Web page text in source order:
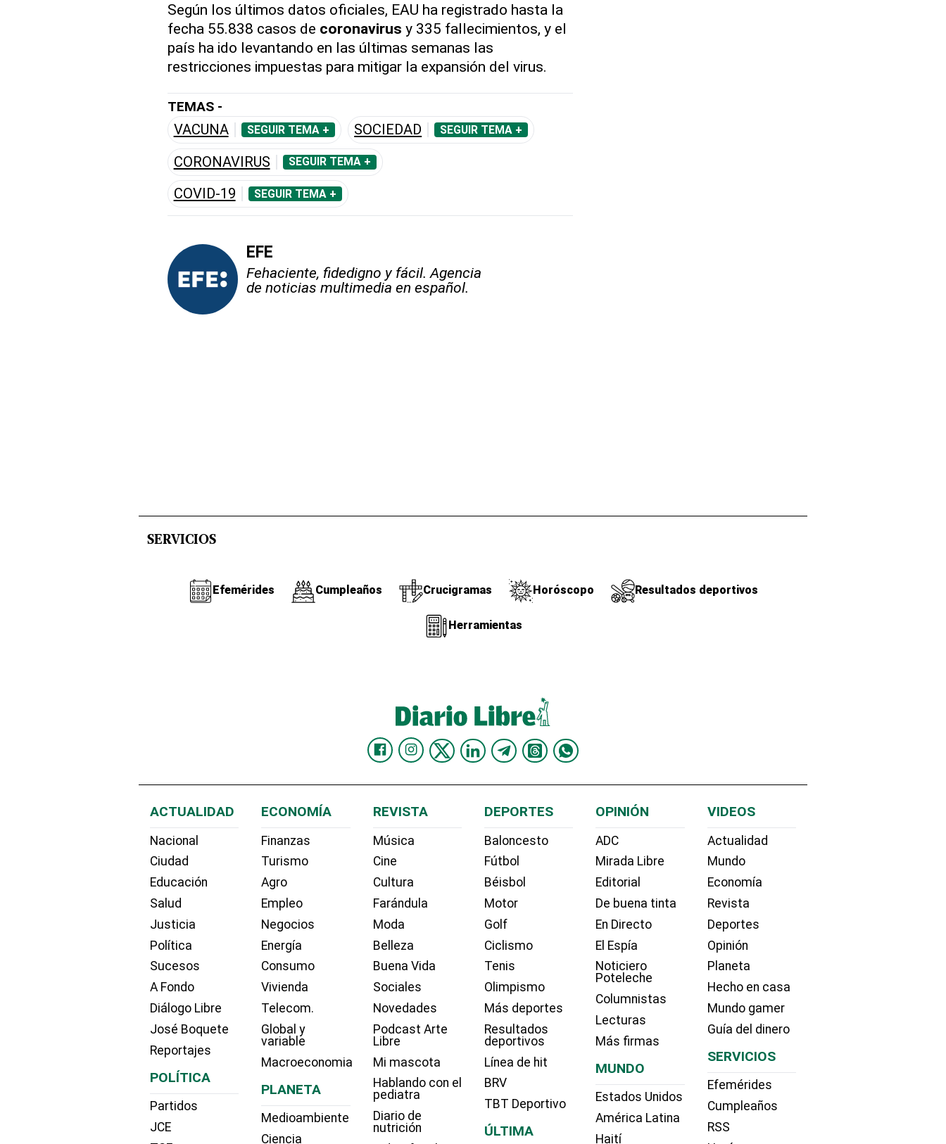
Según los últimos datos oficiales, EAU ha registrado hasta la
fecha 55.838 casos de coronavirus y 335 fallecimientos, y el
país ha ido levantando en las últimas semanas las
restricciones impuestas para mitigar la expansión del virus.
TEMAS -
VACUNA SEGUIR TEMA + SOCIEDAD SEGUIR TEMA +
CORONAVIRUS SEGUIR TEMA +
COVID-19 SEGUIR TEMA +
EFE
Fehaciente, fidedigno y fácil. Agencia
de noticias multimedia en español.
SERVICIOS
Efemérides Cumpleaños Crucigramas Horóscopo Resultados deportivos
Herramientas
ACTUALIDAD
Nacional
Ciudad
Educación
Salud
Justicia
Política
Sucesos
A Fondo
Diálogo Libre
José Boquete
Reportajes
POLÍTICA
Partidos
JCE
ECONOMÍA
Finanzas
Turismo
Agro
Empleo
Negocios
Energía
Consumo
Vivienda
Telecom.
Global y
variable
Macroeconomia
PLANETA
Medioambiente
Ciencia
REVISTA
Música
Cine
Cultura
Farándula
Moda
Belleza
Buena Vida
Sociales
Novedades
Podcast Arte
Libre
Mi mascota
Hablando con el
pediatra
Diario de
nutrición
DEPORTES
Baloncesto
Fútbol
Béisbol
Motor
Golf
Ciclismo
Tenis
Olimpismo
Más deportes
Resultados
deportivos
Línea de hit
BRV
TBT Deportivo
ÚLTIMA
OPINIÓN
ADC
Mirada Libre
Editorial
De buena tinta
En Directo
El Espía
Noticiero
Poteleche
Columnistas
Lecturas
Más firmas
MUNDO
Estados Unidos
América Latina
Haití
VIDEOS
Actualidad
Mundo
Economía
Revista
Deportes
Opinión
Planeta
Hecho en casa
Mundo gamer
Guía del dinero
SERVICIOS
Efemérides
Cumpleaños
RSS